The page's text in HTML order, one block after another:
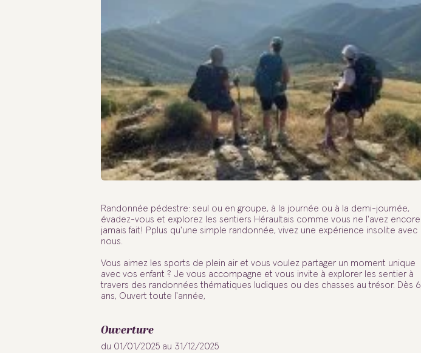
Randonnée pédestre: seul ou en groupe, à la journée ou à la demi-journée,
évadez-vous et explorez les sentiers Héraultais comme vous ne l'avez encore
jamais fait! Pplus qu'une simple randonnée, vivez une expérience insolite avec
nous.
Vous aimez les sports de plein air et vous voulez partager un moment unique
avec vos enfant ? Je vous accompagne et vous invite à explorer les sentier à
travers des randonnées thématiques ludiques ou des chasses au trésor. Dès 6
ans, Ouvert toute l'année,
Ouverture
du 01/01/2025 au 31/12/2025